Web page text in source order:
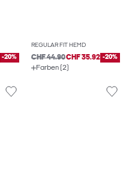
-20%
REGULAR FIT HEMD
CHF 44.90CHF 35.92 -20%
Farben (2)